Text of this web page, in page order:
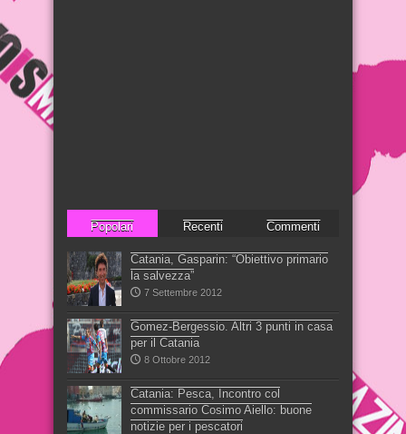
Popolari Recenti Commenti
Catania, Gasparin: “Obiettivo primario
la salvezza”
7 Settembre 2012
Gomez-Bergessio. Altri 3 punti in casa
per il Catania
8 Ottobre 2012
Catania: Pesca, Incontro col
commissario Cosimo Aiello: buone
notizie per i pescatori